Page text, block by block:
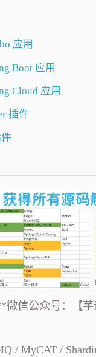
应用
Boot 应用
Cloud 应用
插件
微信公众号：【
/ MyCAT /